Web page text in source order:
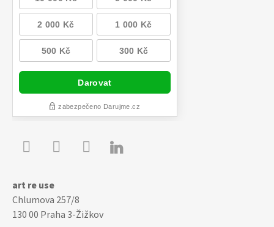

art re use
Chlumova 257/8
130 00 Praha 3-Žižkov